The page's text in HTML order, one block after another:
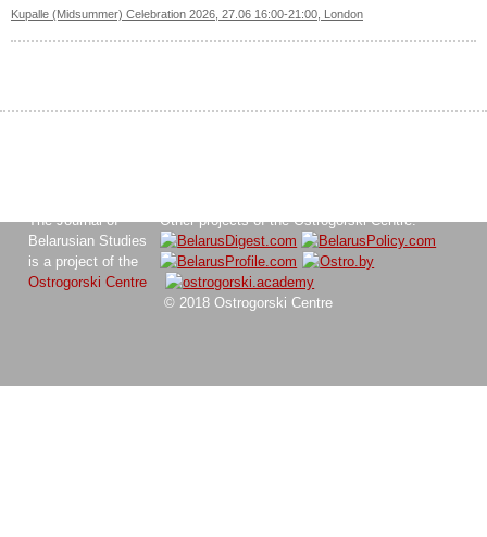
Kupalle (Midsummer) Celebration 2026, 27.06 16:00-21:00, London
The Journal of
Belarusian Studies
is a project of the
Ostrogorski Centre
Other projects of the Ostrogorski Centre:
© 2018 Ostrogorski Centre